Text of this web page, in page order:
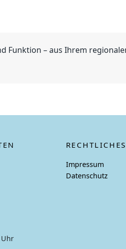
Funktion – aus Ihrem
Uhr
RECHTLICHES
Impressum
Datenschutz